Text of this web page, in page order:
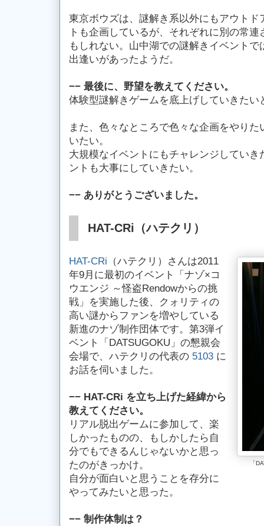
東京ボウズは、謎解き系以外にもアウト
トも企画しているが、それぞれに別の常
もしれない。山中湖での謎解きイベント
出逢いがあったようだ。
−− 最後に、野望を教えてください。
体験型謎解きゲームを底上げしていきたい
また、色々なところで色々な企画をやり
いたい。
大規模なイベントにもチャレンジしてい
ントも大事にしていきたい。
−− ありがとうございました。
HAT-CRi（ハテクリ）
「
HAT-CRi （ハテクリ）さんは2011
年9月に最初のイベント「ナゾ×コ
ウエンジ ～怪盗Rendowからの挑
戦」を実施した後、クォリティの
高い謎からファンを増やしている
新進のナゾ制作団体です。第3弾イ
ベント「DATSUGOKU」の懇親会
会場で、ハテクリの代表の 5103 に
お話を伺いました。
−− HAT-CRi を立ち上げた経緯から
教えてください。
リアル脱出ゲームに参加して、楽
しかったものの、もしかしたら自
分でもできるんじゃないかと思っ
たのがきっかけ。
自分が面白いと思うことを存分に
やってみたいと思った。
−− 制作体制は？